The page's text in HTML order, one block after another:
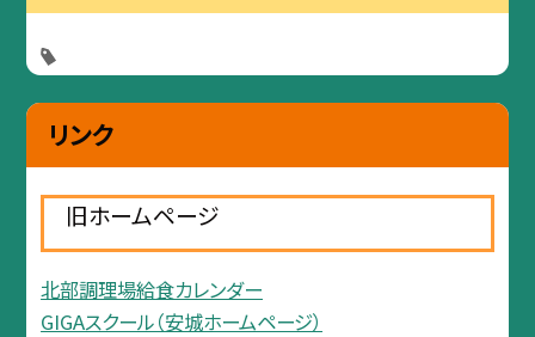
リンク
旧ホームページ
北部調理場給食カレンダー
GIGAスクール（安城ホームページ）